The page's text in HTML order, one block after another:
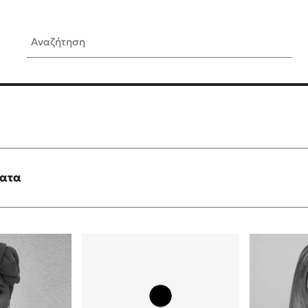
Αναζήτηση
είναι «το πρόβλημα»
Τι είναι η
Δανάη Δεληγεώργη
Συγχαρητήρια, Πέθανες!